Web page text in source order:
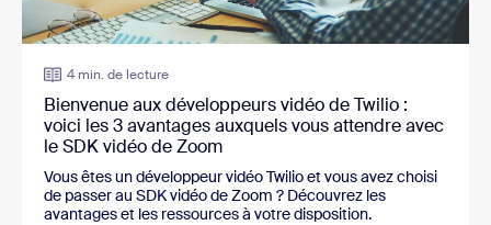
4 min. de lecture
Bienvenue aux développeurs vidéo de Twilio :
voici les 3 avantages auxquels vous attendre avec
le SDK vidéo de Zoom
Vous êtes un développeur vidéo Twilio et vous avez choisi
de passer au SDK vidéo de Zoom ? Découvrez les
avantages et les ressources à votre disposition.